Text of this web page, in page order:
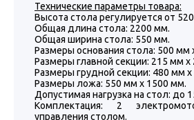
Технические параметры товара:
Высота стола регулируется от
Общая длина стола: 2200 мм.
Общая ширина стола: 550 мм.
Размеры основания стола: 500 мм
Размеры главной секции: 215 мм x
Размеры грудной секции: 480 мм
Размеры ложа: 550 мм x 1500 мм.
Допустимая нагрузка на стол: до
Комплектация: 2
управления столом.